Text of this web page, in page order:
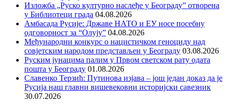
Изложба „Руско културно наслеђе у Београду” отворена
у Библиотеци града 04.08.2026
Амбасада Русије: Државе НАТО и ЕУ носе посебну
одговорност за “Олују” 04.08.2026
Међународни конкурс о нацистичком геноциду над
совјетским народом представљен у Београду 03.08.2026
Руским јунацима палим у Првом светском рату одата
пошта у Београду 01.08.2026
Славенко Терзић: Путинова изјава – још један доказ да је
Русија наш главни вишевековни историјски савезник
30.07.2026